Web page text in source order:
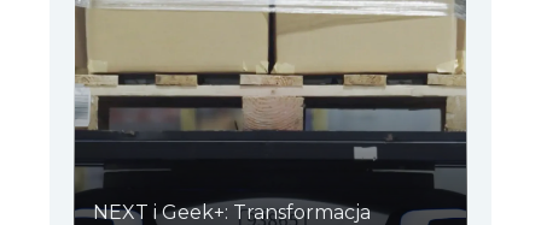
NEXT i Geek+: Transformacja